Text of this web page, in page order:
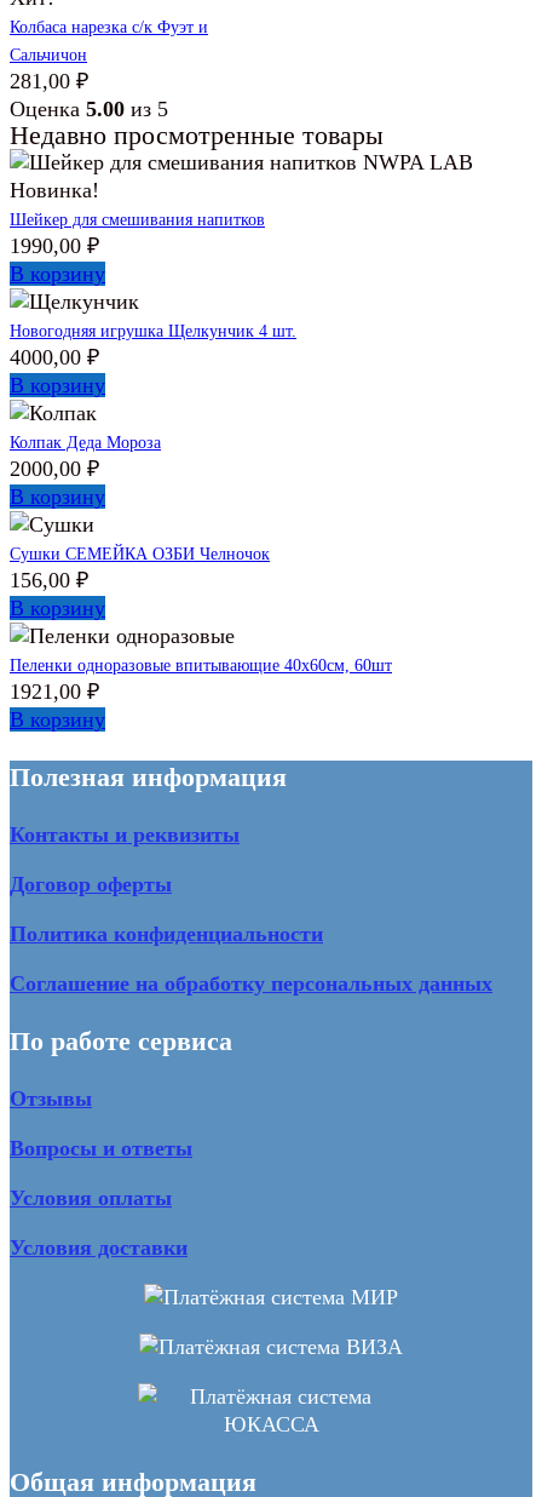
Колбаса нарезка с/к Фуэт и
Сальчичон
281,00 ₽
Оценка 5.00 из 5
Недавно просмотренные товары
Новинка!
Шейкер для смешивания напитков
1990,00 ₽
В корзину
Новогодняя игрушка Щелкунчик 4 шт.
4000,00 ₽
В корзину
Колпак Деда Мороза
2000,00 ₽
В корзину
Сушки СЕМЕЙКА ОЗБИ Челночок
156,00 ₽
В корзину
Пеленки одноразовые впитывающие 40х60см, 60шт
1921,00 ₽
В корзину
Полезная информация
Контакты и реквизиты
Договор оферты
Политика конфиденциальности
Соглашение на обработку персональных данных
По работе сервиса
Отзывы
Вопросы и ответы
Условия оплаты
Условия доставки
Общая информация